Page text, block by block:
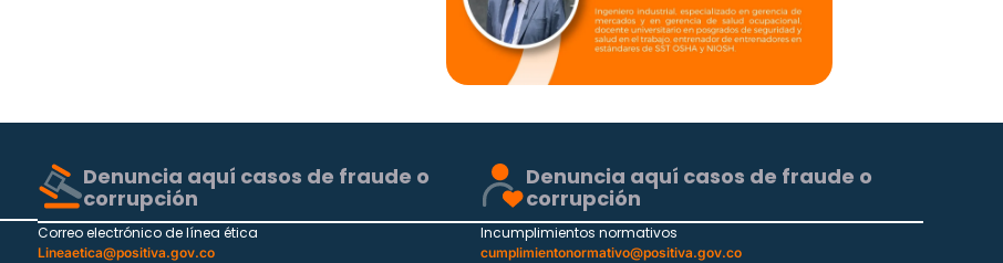
Denuncia aquí casos de fraude o
corrupción
Correo electrónico de línea ética
Lineaetica@positiva.gov.co
Denuncia aquí casos de fraude o
corrupción
Incumplimientos normativos
cumplimientonormativo@positiva.gov.co